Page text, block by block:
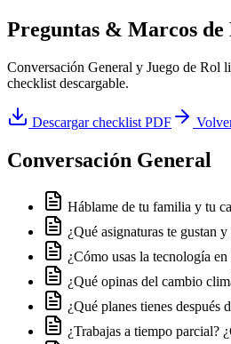
Preguntas & Marcos de
Conversación General y Juego de Rol
checklist descargable.
Descargar checklist PDF
Conversación General
Háblame de tu familia y tu
¿Qué asignaturas te gustan
¿Cómo usas la tecnología
¿Qué opinas del cambio
¿Qué planes tienes después
¿Trabajas a tiempo parcial?